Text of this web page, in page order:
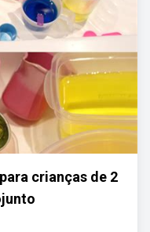
crianças de 2